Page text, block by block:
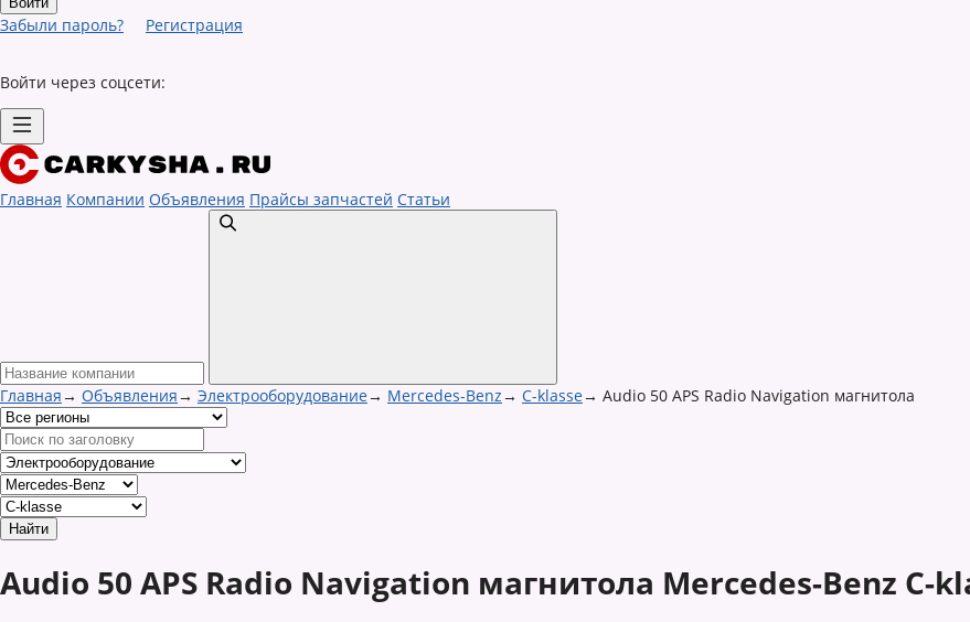
Забыли пароль? Регистрация
Войти через соцсети:
Главная Компании Объявления Прайсы запчастей Статьи
Главная→ Объявления→ Электрооборудование→ Mercedes-Benz→ C-klasse→ Audio 50 APS Radio Navigation магнитола
Audio 50 APS Radio Navigation магнитола Mercedes-Benz C-